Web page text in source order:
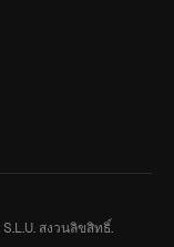
สงวนลิขสิทธิ์.